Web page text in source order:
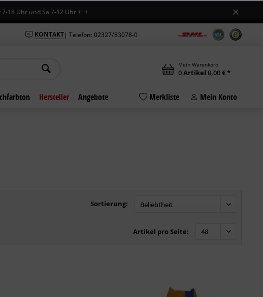
und Sa 7-12 Uhr +++
KONTAKT| Telefon: 02327/83078-0
Mein Warenkorb
0Artikel 0,00 € *
Hersteller Angebote Merkliste Mein Konto
Sortierung:
Artikel pro Seite: